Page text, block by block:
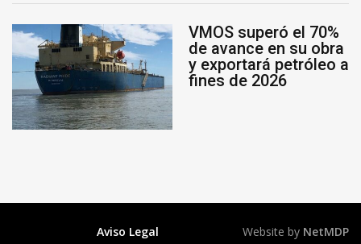
VMOS superó el 70%
de avance en su obra
y exportará petróleo a
fines de 2026
Aviso Legal Website by NetMDP